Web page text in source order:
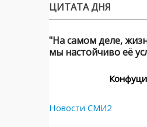
ЦИТАТА ДНЯ
"На самом деле,
мы настойчиво её
Новости СМИ2